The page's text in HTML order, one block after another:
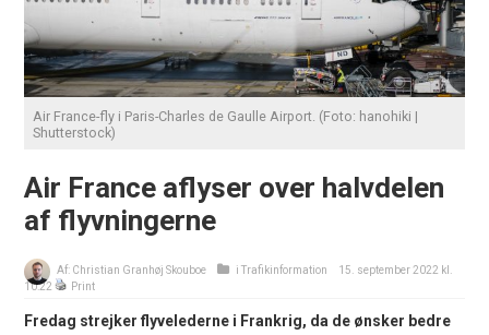
Air France-fly i Paris-Charles de Gaulle Airport. (Foto: hanohiki |
Shutterstock)
Air France aflyser over halvdelen
af flyvningerne
Af: Christian Granhøj Skouboe iTrafikinformation
15. september 2022 kl.
10:22
Print
Fredag strejker flyvelederne i Frankrig, da de ønsker bedre